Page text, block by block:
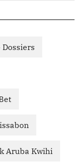
Aruba Kwihi